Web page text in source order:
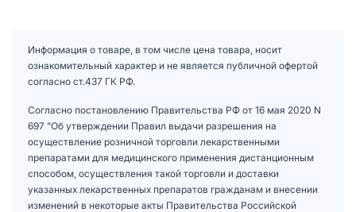
Информация о товаре, в том числе цена товара, носит
ознакомительный характер и не является публичной офертой
согласно ст.437 ГК РФ.
Согласно постановлению Правительства РФ от 16 мая 2020 N
697 "Об утверждении Правил выдачи разрешения на
осуществление розничной торговли лекарственными
препаратами для медицинского применения дистанционным
способом, осуществления такой торговли и доставки
указанных лекарственных препаратов гражданам и внесении
изменений в некоторые акты Правительства Российской